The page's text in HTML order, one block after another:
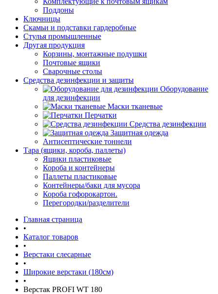
Поддоны
Ключницы
Скамьи и подставки гардеробные
Стулья промышленные
Другая продукция
Корзины, монтажные подушки
Почтовые ящики
Сварочные столы
Средства дезинфекции и защиты
Оборудование
для дезинфекции
Маски тканевые
Перчатки
Средства дезинфекции
Защитная одежда
Антисептические тоннели
Тара (ящики, короба, паллеты)
Ящики пластиковые
Короба и контейнеры
Паллеты пластиковые
Контейнеры/баки для мусора
Короба гофорокартон.
Перегородки/разделители
Главная страница
•
Каталог товаров
•
Верстаки слесарные
•
Широкие верстаки (180см)
•
Верстак PROFI WT 180